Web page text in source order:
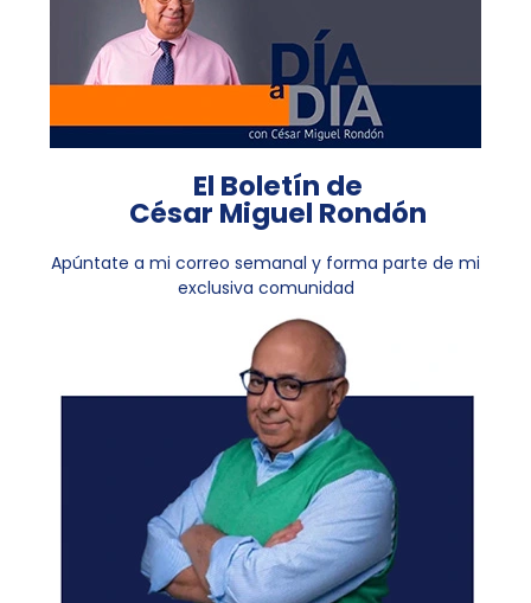
El Boletín de
César Miguel Rondón
Apúntate a mi correo semanal y forma parte de mi
exclusiva comunidad